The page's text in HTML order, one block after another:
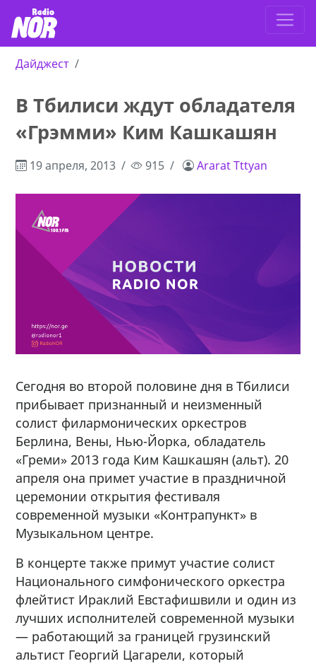
Дайджест
В Тбилиси ждут обладателя
«Грэмми» Ким Кашкашян
19 апреля, 2013 915 Ararat Tttyan
Сегодня во второй половине дня в Тбилиси
прибывает признанный и неизменный
солист филармонических оркестров
Берлина, Вены, Нью-Йорка, обладатель
«Греми» 2013 года Ким Кашкашян (альт). 20
апреля она примет участие в праздничной
церемонии открытия фестиваля
современной музыки «Контрапункт» в
Музыкальном центре.
В концерте также примут участие солист
Национального симфонического оркестра
флейтист Ираклий Евстафишвили и один из
лучших исполнителей современной музыки
— работающий за границей грузинский
альтист Георгий Цагарели, который